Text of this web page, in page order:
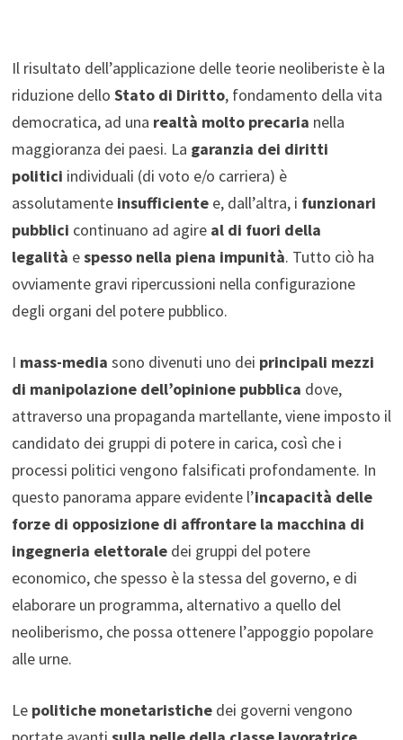
Il risultato dell’applicazione delle teorie neoliberiste è la
riduzione dello Stato di Diritto, fondamento della vita
democratica, ad una realtà molto precaria nella
maggioranza dei paesi. La garanzia dei diritti
politici individuali (di voto e/o carriera) è
assolutamente insufficientee, dall’altra, i funzionari
pubblici continuano ad agire al di fuori della
legalità espesso nella piena impunità. Tutto ciò ha
ovviamente gravi ripercussioni nella configurazione
degli organi del potere pubblico.
I mass-media sono divenuti uno dei principali mezzi
di manipolazione dell’opinione pubblica dove,
attraverso una propaganda martellante, viene imposto il
candidato dei gruppi di potere in carica, così che i
processi politici vengono falsificati profondamente. In
questo panorama appare evidente l’incapacità delle
forze di opposizione di affrontare la macchina di
ingegneria elettoraledei gruppi del potere
economico, che spesso è la stessa del governo, e di
elaborare un programma, alternativo a quello del
neoliberismo, che possa ottenere l’appoggio popolare
alle urne.
Le politiche monetaristichedei governi vengono